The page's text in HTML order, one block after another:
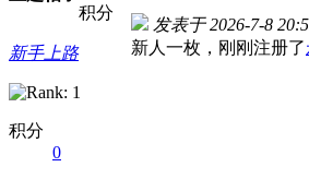
积分
新手上路
积分
0
发表于 2026-7-8
新人一枚，刚刚注册了